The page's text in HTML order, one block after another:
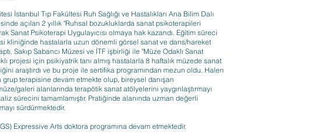
İstanbul Tıp Fakültesi Ruh Sağlığı ve Hastalıkları Ana Bilim Dalı
açılan 2 yıllık "Ruhsal bozukluklarda sanat psikoterapileri
Sanat Psikoterapi Uygulayıcısı olmaya hak kazandı. Eğitim süreci
kliniğinde hastalarla uzun dönemli görsel sanat ve dans/hareket
Sakıp Sabancı Müzesi ve İTF işbirliği ile "Müze Odaklı Sanat
projesi için psikiyatrik tanı almış hastalarla 8 haftalık müzede sanat
araştırdı ve bu proje ile sertifika programından mezun oldu. Halen
terapisine devam etmekte olup, bireysel danışan
galeri alanlarında terapötik sanat atölyelerini yaygınlaştırmayı
sürecini tamamlamıştır. Pratiğinde alanında uzman değerli
sürdürmektedir.
Expressive Arts doktora programına devam etmektedir.